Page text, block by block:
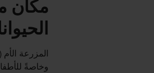
مكان
المزرعة
وخاصةً